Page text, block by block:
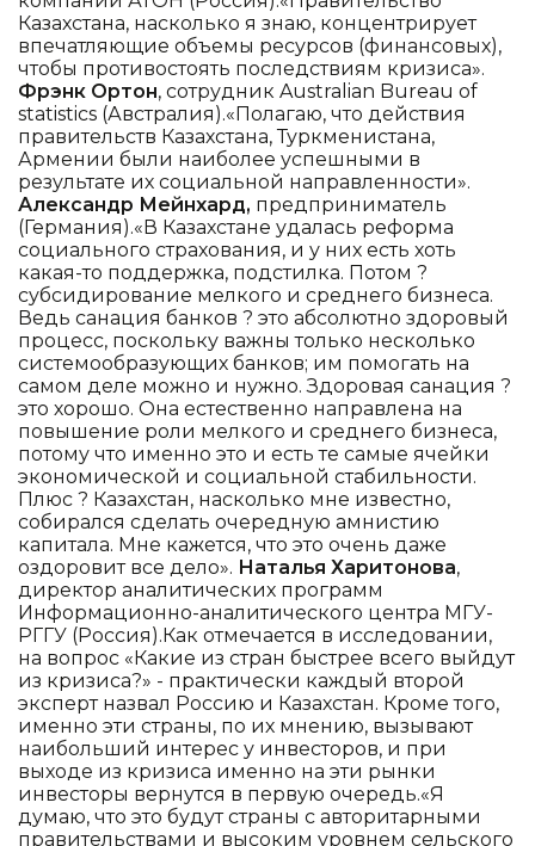
Казахстана, насколько я знаю, концентрирует
впечатляющие объемы ресурсов (финансовых),
чтобы противостоять последствиям кризиса».
Фрэнк Ортон, сотрудник Australian Bureau of
statistics (Австралия).«Полагаю, что действия
правительств Казахстана, Туркменистана,
Армении были наиболее успешными в
результате их социальной направленности».
Александр Мейнхард, предприниматель
(Германия).«В Казахстане удалась реформа
социального страхования, и у них есть хоть
какая-то поддержка, подстилка. Потом ?
субсидирование мелкого и среднего бизнеса.
Ведь санация банков ? это абсолютно здоровый
процесс, поскольку важны только несколько
системообразующих банков; им помогать на
самом деле можно и нужно. Здоровая санация ?
это хорошо. Она естественно направлена на
повышение роли мелкого и среднего бизнеса,
потому что именно это и есть те самые ячейки
экономической и социальной стабильности.
Плюс ? Казахстан, насколько мне известно,
собирался сделать очередную амнистию
капитала. Мне кажется, что это очень даже
оздоровит все дело». Наталья Харитонова,
директор аналитических программ
Информационно-аналитического центра МГУ-
РГГУ (Россия).Как отмечается в исследовании,
на вопрос «Какие из стран быстрее всего выйдут
из кризиса?» - практически каждый второй
эксперт назвал Россию и Казахстан. Кроме того,
именно эти страны, по их мнению, вызывают
наибольший интерес у инвесторов, и при
выходе из кризиса именно на эти рынки
инвесторы вернутся в первую очередь.«Я
думаю, что это будут страны с авторитарными
правительствами и высоким уровнем сельского